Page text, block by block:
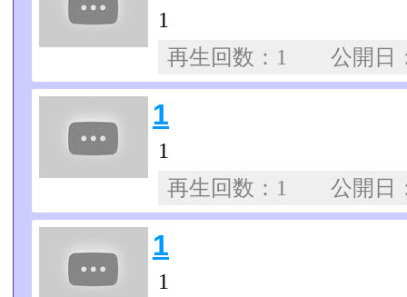
1
再生回数：1 公開
1
1
再生回数：1 公開
1
1